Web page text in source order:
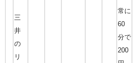
三
井
の
リ
常に
60
分で
200